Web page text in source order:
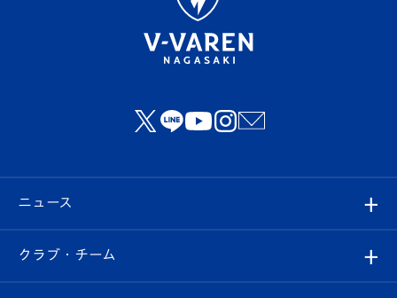
ニュース
すべて
クラブ・チーム